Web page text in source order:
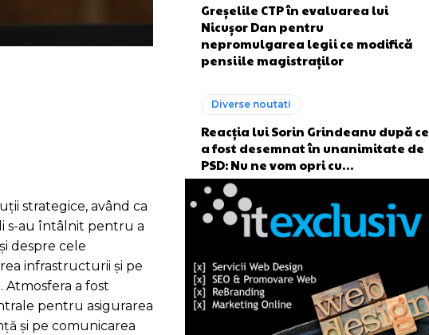
strategice, având ca
s-au întâlnit pentru a
despre cele
infrastructurii și pe
Atmosfera a fost
pentru asigurarea
și pe comunicarea
Greșelile CTP în evaluarea lui
Nicușor Dan pentru
nepromulgarea legii ce modifică
pensiile magistraților
Diverse noutati
Reacția lui Sorin Grindeanu după ce
a fost desemnat în unanimitate de
PSD: Nu ne vom opri cu…